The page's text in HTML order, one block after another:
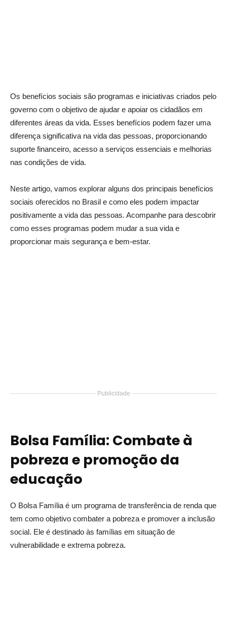
Os benefícios sociais são programas e iniciativas criados pelo
governo com o objetivo de ajudar e apoiar os cidadãos em
diferentes áreas da vida. Esses benefícios podem fazer uma
diferença significativa na vida das pessoas, proporcionando
suporte financeiro, acesso a serviços essenciais e melhorias
nas condições de vida.
Neste artigo, vamos explorar alguns dos principais benefícios
sociais oferecidos no Brasil e como eles podem impactar
positivamente a vida das pessoas. Acompanhe para descobrir
como esses programas podem mudar a sua vida e
proporcionar mais segurança e bem-estar.
Publicidade
Bolsa Família: Combate à
pobreza e promoção da
educação
O Bolsa Família é um programa de transferência de renda que
tem como objetivo combater a pobreza e promover a inclusão
social. Ele é destinado às famílias em situação de
vulnerabilidade e extrema pobreza.